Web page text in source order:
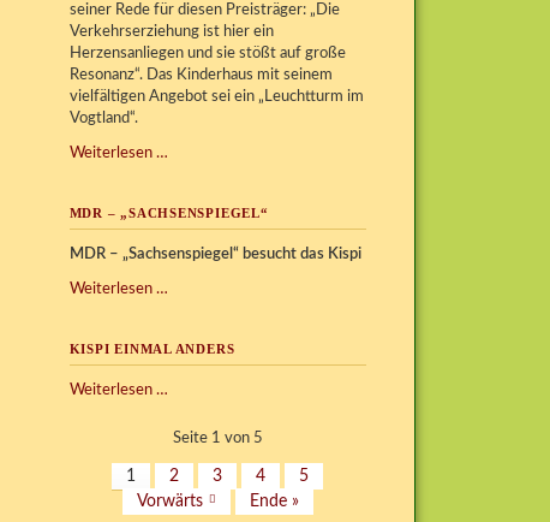
seiner Rede für diesen Preisträger: „Die
Verkehrserziehung ist hier ein
Herzensanliegen und sie stößt auf große
Resonanz“. Das Kinderhaus mit seinem
vielfältigen Angebot sei ein „Leuchtturm im
Vogtland“.
Weiterlesen …
Award
Rotary
MDR – „SACHSENSPIEGEL“
MDR – „Sachsenspiegel“ besucht das Kispi
Weiterlesen …
KISPI EINMAL ANDERS
Weiterlesen …
anders
Seite 1 von 5
1 2 3 4
5
Vorwärts
Ende »